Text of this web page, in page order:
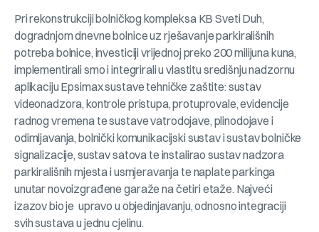
Pri rekonstrukciji bolničkog kompleksa KB Sveti Duh,
dogradnjom dnevne bolnice uz rješavanje parkirališnih
potreba bolnice, investiciji vrijednoj preko 200 milijuna kuna,
implementirali smo i integrirali u vlastitu središnju nadzornu
aplikaciju Epsimax sustave tehničke zaštite: sustav
videonadzora, kontrole pristupa, protuprovale, evidencije
radnog vremena te sustave vatrodojave, plinodojave i
odimljavanja, bolnički komunikacijski sustav i sustav bolničke
signalizacije, sustav satova te instalirao sustav nadzora
parkirališnih mjesta i usmjeravanja te naplate parkinga
unutar novoizgrađene garaže na četiri etaže. Najveći
izazov bio je upravo u objedinjavanju, odnosno integraciji
svih sustava u jednu cjelinu.